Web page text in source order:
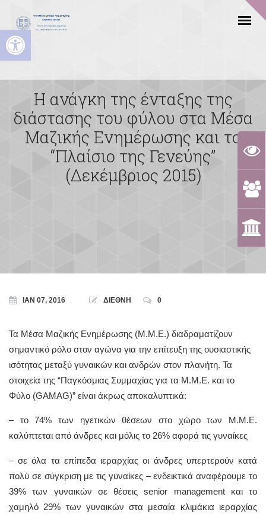
Ανοίξτε τη γραμμή εργαλείων
Η ανάγκη της ένταξης της
διάστασης του φύλου στα Μέσα
Μαζικής Ενημέρωσης και το
“Πλαίσιο της Γενεύης”
(Δεκέμβριος 2015)
ΙΑΝ 07, 2016 ΔΙΕΘΝΗ 0
Τα Μέσα Μαζικής Ενημέρωσης (Μ.Μ.Ε.) διαδραματίζουν
σημαντικό ρόλο στον αγώνα για την επίτευξη της ουσιαστικής
ισότητας μεταξύ γυναικών και ανδρών στον πλανήτη. Τα
στοιχεία της “Παγκόσμιας Συμμαχίας για τα Μ.Μ.Ε. και το
Φύλο (GAMAG)” είναι άκρως αποκαλυπτικά:
– το 74% των ηγετικών θέσεων στο χώρο των Μ.Μ.Ε.
καλύπτεται από άνδρες και μόλις το 26% αφορά τις γυναίκες
– σε όλα τα επίπεδα ιεραρχίας οι άνδρες υπερτερούν κατά
πολύ σε σύγκριση με τις γυναίκες – ενδεικτικά αναφέρουμε το
39% των γυναικών σε θέσεις senior management και το
χαμηλό 29% των γυναικών στα μεσαία κλιμάκια ιεραρχίας